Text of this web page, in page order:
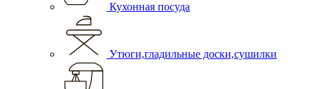
Кухонная посуда
Утюги,гладильные доски,сушилки